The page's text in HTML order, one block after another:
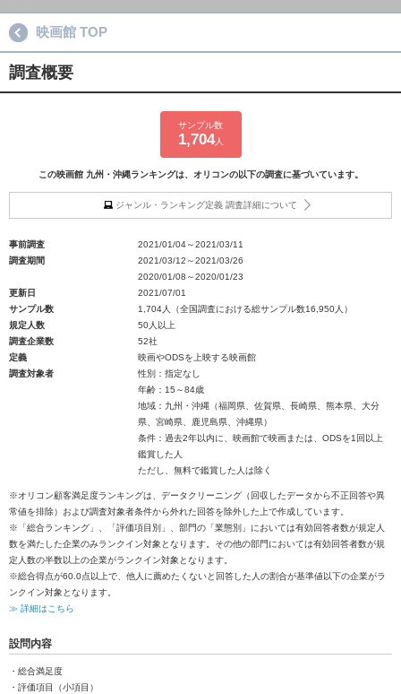
映画館 TOP
調査概要
サンプル数
1,704人
この映画館 九州・沖縄ランキングは、オリコンの以下の調査に基づいています。
ジャンル・ランキング定義 調査詳細について
事前調査
2021/01/04～2021/03/11
調査期間
2021/03/12～2021/03/26
2020/01/08～2020/01/23
更新日
2021/07/01
サンプル数
1,704人（全国調査における総サンプル数16,950人）
規定人数
50人以上
調査企業数
52社
定義
映画やODSを上映する映画館
調査対象者
性別：指定なし
年齢：15～84歳
地域：九州・沖縄（福岡県、佐賀県、長崎県、熊本県、大分
県、宮崎県、鹿児島県、沖縄県）
条件：過去2年以内に、映画館で映画または、ODSを1回以上
鑑賞した人
ただし、無料で鑑賞した人は除く
※オリコン顧客満足度ランキングは、データクリーニング（回収したデータから不正回答や異
常値を排除）および調査対象者条件から外れた回答を除外した上で作成しています。
※「総合ランキング」、「評価項目別」、部門の「業態別」においては有効回答者数が規定人
数を満たした企業のみランクイン対象となります。その他の部門においては有効回答者数が規
定人数の半数以上の企業がランクイン対象となります。
※総合得点が60.0点以上で、他人に薦めたくないと回答した人の割合が基準値以下の企業がラ
ンクイン対象となります。
≫ 詳細はこちら
設問内容
・総合満足度
・評価項目（小項目）